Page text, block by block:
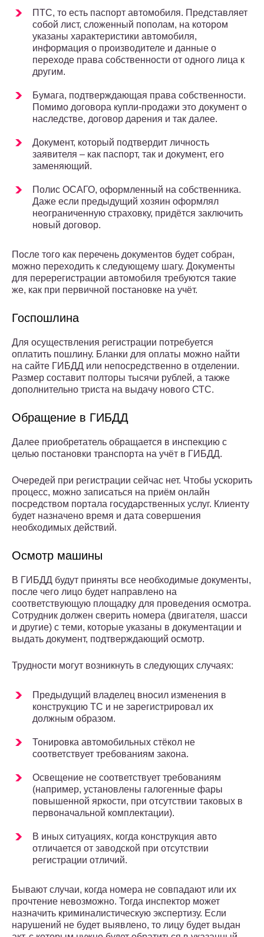
ПТС, то есть паспорт автомобиля. Представляет
собой лист, сложенный пополам, на котором
указаны характеристики автомобиля,
информация о производителе и данные о
переходе права собственности от одного лица к
другим.
Бумага, подтверждающая права собственности.
Помимо договора купли-продажи это документ о
наследстве, договор дарения и так далее.
Документ, который подтвердит личность
заявителя – как паспорт, так и документ, его
заменяющий.
Полис ОСАГО, оформленный на собственника.
Даже если предыдущий хозяин оформлял
неограниченную страховку, придётся заключить
новый договор.
После того как перечень документов будет собран,
можно переходить к следующему шагу. Документы
для перерегистрации автомобиля требуются такие
же, как при первичной постановке на учёт.
Госпошлина
Для осуществления регистрации потребуется
оплатить пошлину. Бланки для оплаты можно найти
на сайте ГИБДД или непосредственно в отделении.
Размер составит полторы тысячи рублей, а также
дополнительно триста на выдачу нового СТС.
Обращение в ГИБДД
Далее приобретатель обращается в инспекцию с
целью постановки транспорта на учёт в ГИБДД.
Очередей при регистрации сейчас нет. Чтобы ускорить
процесс, можно записаться на приём онлайн
посредством портала государственных услуг. Клиенту
будет назначено время и дата совершения
необходимых действий.
Осмотр машины
В ГИБДД будут приняты все необходимые документы,
после чего лицо будет направлено на
соответствующую площадку для проведения осмотра.
Сотрудник должен сверить номера (двигателя, шасси
и другие) с теми, которые указаны в документации и
выдать документ, подтверждающий осмотр.
Трудности могут возникнуть в следующих случаях:
Предыдущий владелец вносил изменения в
конструкцию ТС и не зарегистрировал их
должным образом.
Тонировка автомобильных стёкол не
соответствует требованиям закона.
Освещение не соответствует требованиям
(например, установлены галогенные фары
повышенной яркости, при отсутствии таковых в
первоначальной комплектации).
В иных ситуациях, когда конструкция авто
отличается от заводской при отсутствии
регистрации отличий.
Бывают случаи, когда номера не совпадают или их
прочтение невозможно. Тогда инспектор может
назначить криминалистическую экспертизу. Если
нарушений не будет выявлено, то лицу будет выдан